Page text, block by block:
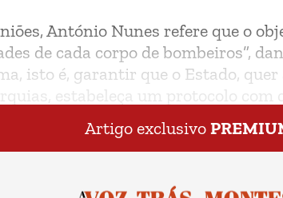
António Nunes refere que o
de cada corpo de bombeiros”,
isto é, garantir que o Estado,
estabeleça um protocolo com
Artigo exclusivo